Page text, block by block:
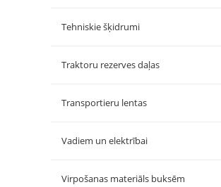
Tehniskie šķidrumi
Traktoru rezerves daļas
Transportieru lentas
Vadiem un elektrībai
Virpošanas materiāls buksēm